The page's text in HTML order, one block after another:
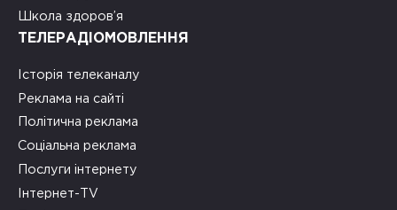
Школа здоров’я
ТЕЛЕРАДІОМОВЛЕННЯ
Історія телеканалу
Реклама на сайті
Політична реклама
Соціальна реклама
Послуги інтернету
Інтернет-TV